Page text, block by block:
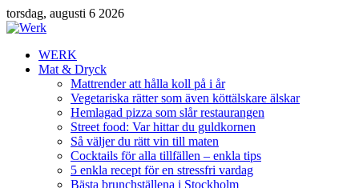
torsdag, augusti 6 2026
WERK
Mat & Dryck
Mattrender att hålla koll på i år
Vegetariska rätter som även köttälskare älskar
Hemlagad pizza som slår restaurangen
Street food: Var hittar du guldkornen
Så väljer du rätt vin till maten
Cocktails för alla tillfällen – enkla tips
5 enkla recept för en stressfri vardag
Bästa brunchställena i Stockholm